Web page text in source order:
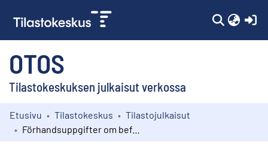
OTOS
Tilastokeskuksen julkaisut verkossa
Kokoelmat
Etusivu Tilastokeskus
Tilastojulkaisut